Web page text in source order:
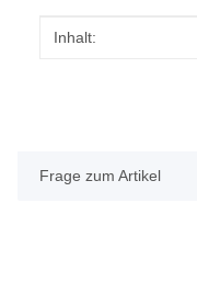
Produkteigenschaft
Wert
Inhalt:
Frage zum Artikel